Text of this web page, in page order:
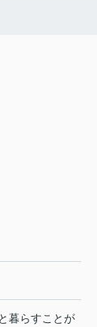
暮らすことが